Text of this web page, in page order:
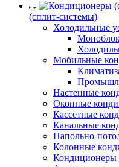
(сплит-системы)
Холодильные
Мобильные
Настенные
Оконные
Кассетные
Канальные
Напольно-
Колонные
Кондиционеры